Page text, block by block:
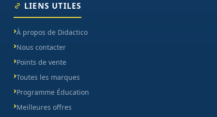
LIENS UTILES
À propos de Didactico
Nous contacter
Points de vente
Toutes les marques
Programme Éducation
Meilleures offres